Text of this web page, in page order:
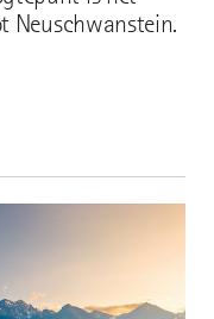
Neuschwanstein.